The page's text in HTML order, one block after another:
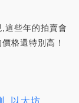
這些年的拍賣會
格還特別高！